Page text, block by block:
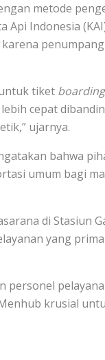
metode
Api Indonesia
karena
tiket boarding
cepat
ujarnya.
bahwa
umum bagi
di Stasiun
yang
krusial